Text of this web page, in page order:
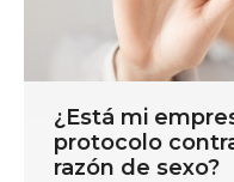
¿Está mi
protocolo
razón de sexo?